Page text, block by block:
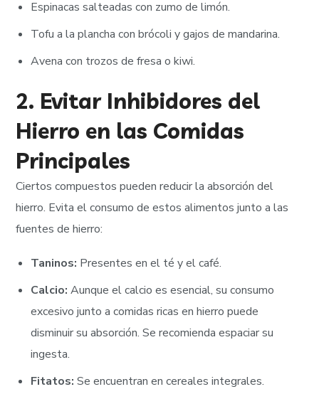
Espinacas salteadas con zumo de limón.
Tofu a la plancha con brócoli y gajos de mandarina.
Avena con trozos de fresa o kiwi.
2. Evitar Inhibidores del
Hierro en las Comidas
Principales
Ciertos compuestos pueden reducir la absorción del
hierro. Evita el consumo de estos alimentos junto a las
fuentes de hierro:
Taninos: Presentes en el té y el café.
Calcio: Aunque el calcio es esencial, su consumo
excesivo junto a comidas ricas en hierro puede
disminuir su absorción. Se recomienda espaciar su
ingesta.
Fitatos: Se encuentran en cereales integrales.